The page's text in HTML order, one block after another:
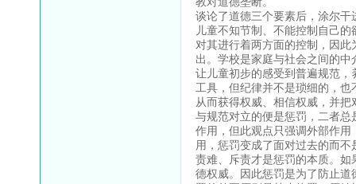
谈论了道德三个要素后，涂尔
儿童不知节制、不能控制自己
对其进行着两方面的控制，因
出。学校是家庭与社会之间的
让儿童初步的感受到普遍规范
工具，但纪律并不是琐细的，
从而获得权威、相信权威，并
与规范对立的便是惩罚，二者
作用，但此观点只强调外部作
用，惩罚变成了面对过去的而
责难、斥责才是惩罚的本质。
德权威。因此惩罚是为了防止